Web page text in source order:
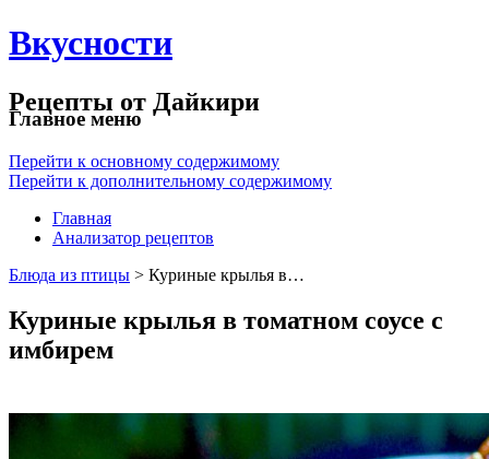
Вкусности
Рецепты от Дайкири
Главное меню
Перейти к основному содержимому
Перейти к дополнительному содержимому
Главная
Анализатор рецептов
Блюда из птицы > Куриные крылья в…
Куриные крылья в томатном соусе с
имбирем